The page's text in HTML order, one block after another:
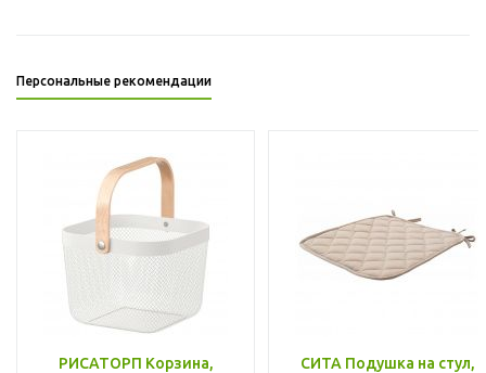
Персональные рекомендации
РИСАТОРП Корзина,
СИТА Подушка на стул,